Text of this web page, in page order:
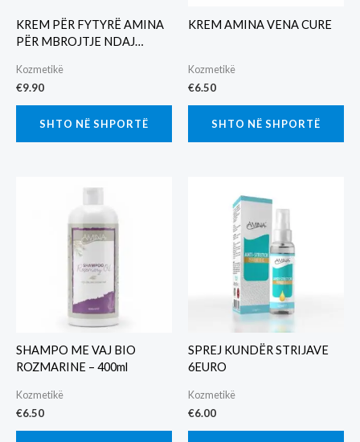
KREM PËR FYTYRË AMINA
PËR MBROJTJE NDAJ
Kozmetikë
€9.90
SHTO NË SHPORTË
KREM AMINA VENA CURE
Kozmetikë
€6.50
SHTO NË SHPORTË
SHAMPO ME VAJ BIO
ROZMARINE – 400ml
Kozmetikë
€6.50
SPREJ KUNDËR STRIJAVE
6EURO
Kozmetikë
€6.00